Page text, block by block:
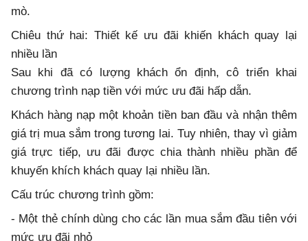
mò.
Chiêu thứ hai: Thiết kế ưu đãi khiến khách quay lại
nhiều lần
Sau khi đã có lượng khách ổn định, cô triển khai
chương trình nạp tiền với mức ưu đãi hấp dẫn.
Khách hàng nạp một khoản tiền ban đầu và nhận thêm
giá trị mua sắm trong tương lai. Tuy nhiên, thay vì giảm
giá trực tiếp, ưu đãi được chia thành nhiều phần để
khuyến khích khách quay lại nhiều lần.
Cấu trúc chương trình gồm:
- Một thẻ chính dùng cho các lần mua sắm đầu tiên với
mức ưu đãi nhỏ